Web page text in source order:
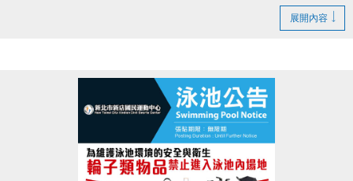
請提高警覺，切勿輕信來路不明的訊息。
請勿點擊不明連結、提供個人資料或進行任何匯款，
以免遭不法人士詐騙。
展開內容